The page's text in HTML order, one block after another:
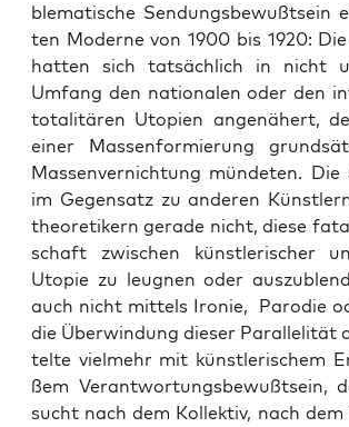
ble­ma­ti­sche Sen­dungs­be­wußt­sein
ten Moder­ne von 1900 bis 1920:
hat­ten sich tat­säch­lich in nicht
Umfang den natio­na­len oder den
tota­li­tä­ren Uto­pien ange­nä­hert,
einer Mas­sen­for­mie­rung
Mas­sen­ver­nich­tung mün­de­ten. Die
im Gegen­satz zu ande­ren
theo­re­ti­kern gera­de nicht, die­se
schaft zwi­schen künst­le­ri­scher
Uto­pie zu leug­nen oder
auch nicht mit­tels Iro­nie, Par­odie
die Über­win­dung die­ser Par­al­le­li­tät
tel­te viel­mehr mit künst­le­ri­schem
ßem Ver­ant­wor­tungs­be­wußt­sein,
sucht nach dem Kol­lek­tiv, nach